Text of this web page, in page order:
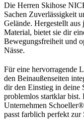
Die Herren Skihose
Sachen Zuverlässigkeit
Gelände. Hergestellt aus
Material, bietet sie dir
Bewegungsfreiheit und
Nässe.
Für eine hervorragende
den Beinaußenseiten
dir den Einstieg in deine
problemlos startklar
Unternehmen
passt farblich perfekt zur